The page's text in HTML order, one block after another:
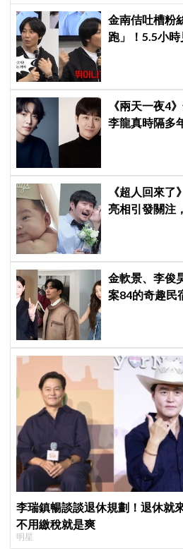
金南佶吐槽粉
跑」！5.5小
《兩天一夜4
李龍真時隔多
《超人回來
亮相引發關注
金軟景、李俊
案84的奇趣民
李瑞鎮暢談談退休規劃！退休就
不用繳稅就是爽
明星